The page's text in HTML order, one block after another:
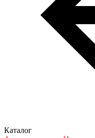
Каталог